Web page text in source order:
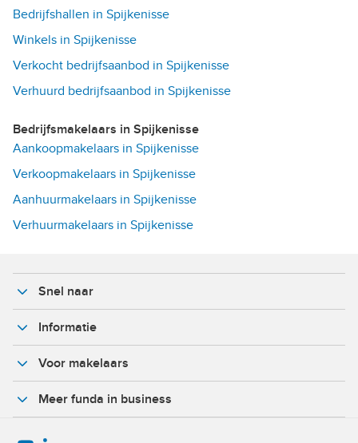
Bedrijfshallen in Spijkenisse
Winkels in Spijkenisse
Verkocht bedrijfsaanbod in Spijkenisse
Verhuurd bedrijfsaanbod in Spijkenisse
Bedrijfsmakelaars in Spijkenisse
Aankoopmakelaars in Spijkenisse
Verkoopmakelaars in Spijkenisse
Aanhuurmakelaars in Spijkenisse
Verhuurmakelaars in Spijkenisse
Snel naar
Informatie
Voor makelaars
Meer funda in business